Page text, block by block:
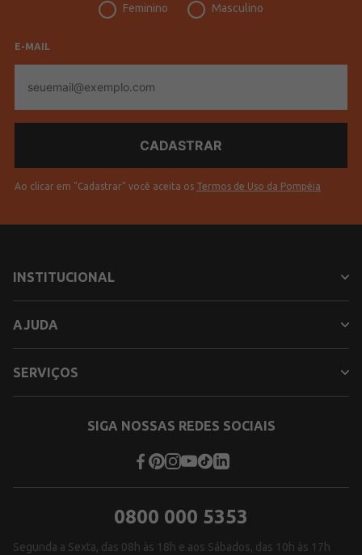
Feminino Masculino
E-MAIL
mail
Ao clicar em "Cadastrar" você aceita os Termos de Uso da Pompéia
INSTITUCIONAL
AJUDA
SERVIÇOS
SIGA NOSSAS REDES SOCIAIS
0800 000 5353
Segunda a Sexta, das 08h às 18h e aos Sábados, das 10h às 17h